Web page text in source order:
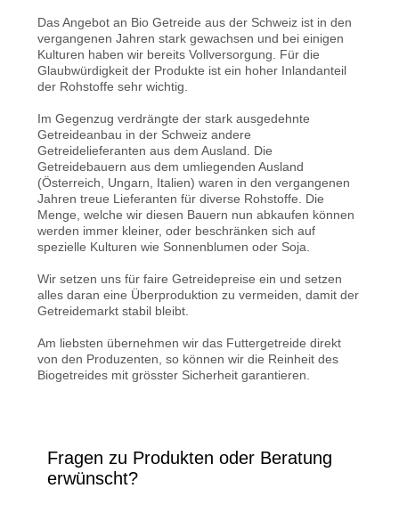
Das Angebot an Bio Getreide aus der Schweiz ist in den
vergangenen Jahren stark gewachsen und bei einigen
Kulturen haben wir bereits Vollversorgung. Für die
Glaubwürdigkeit der Produkte ist ein hoher Inlandanteil
der Rohstoffe sehr wichtig.
Im Gegenzug verdrängte der stark ausgedehnte
Getreideanbau in der Schweiz andere
Getreidelieferanten aus dem Ausland. Die
Getreidebauern aus dem umliegenden Ausland
(Österreich, Ungarn, Italien) waren in den vergangenen
Jahren treue Lieferanten für diverse Rohstoffe. Die
Menge, welche wir diesen Bauern nun abkaufen können
werden immer kleiner, oder beschränken sich auf
spezielle Kulturen wie Sonnenblumen oder Soja.
Wir setzen uns für faire Getreidepreise ein und setzen
alles daran eine Überproduktion zu vermeiden, damit der
Getreidemarkt stabil bleibt.
Am liebsten übernehmen wir das Futtergetreide direkt
von den Produzenten, so können wir die Reinheit des
Biogetreides mit grösster Sicherheit garantieren.
Fragen zu Produkten oder Beratung
erwünscht?